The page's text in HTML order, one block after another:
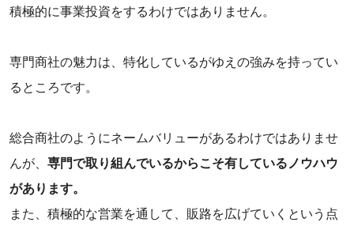
積極的に事業投資をするわけではありません。
専門商社の魅力は、特化しているがゆえの強みを持ってい
るところです。
‌総合商社のようにネームバリューがあるわけではありませ
んが、 専門で取り組んでいるからこそ有しているノウハウ
があります。
‌また、積極的な営業を通して、販路を広げていくという点